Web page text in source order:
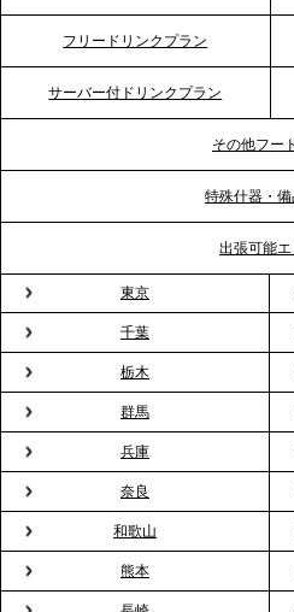
プレスリリースのご案内｜ケ
テーブル、横浜事務所を新
ビス提供体制を強化し、質
TBS「Nスタ」で、2ndTable
ドブルが紹介されました
2026.3.23
プレスリリースのご案内｜入
会”が企業で広がる。 新入社
ィスケータリング』という新
2026.3.20
NHK「ニュースウオッチ9」
見」が紹介されました
フリードリンクプラン
サーバー付ドリンクプラン
その他フー
特殊什器・
出張可能エ
東京
千葉
栃木
群馬
兵庫
奈良
和歌山
熊本